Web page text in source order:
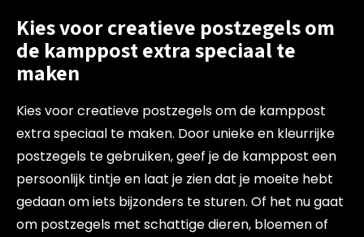
Kies voor creatieve postzegels om
de kamppost extra speciaal te
maken
Kies voor creatieve postzegels om de kamppost
extra speciaal te maken. Door unieke en kleurrijke
postzegels te gebruiken, geef je de kamppost een
persoonlijk tintje en laat je zien dat je moeite hebt
gedaan om iets bijzonders te sturen. Of het nu gaat
om postzegels met schattige dieren, bloemen of